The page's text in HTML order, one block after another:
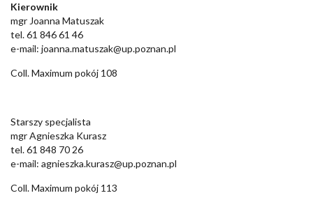
Kierownik
mgr Joanna Matuszak
tel. 61 846 61 46
e-mail: joanna.matuszak@up.poznan.pl
Coll. Maximum pokój 108
Starszy specjalista
mgr Agnieszka Kurasz
tel. 61 848 70 26
e-mail: agnieszka.kurasz@up.poznan.pl
Coll. Maximum pokój 113